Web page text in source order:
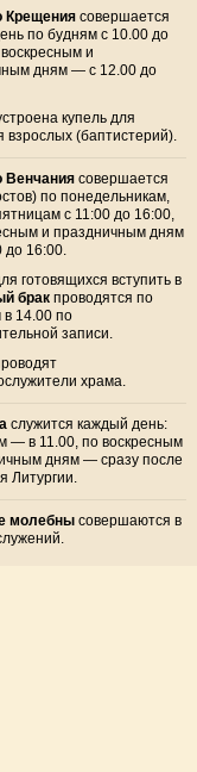
Крещения совершается
по будням с 10.00 до
и
дням — с 12.00 до
купель для
взрослых (баптистерий).
Венчания совершается
по понедельникам,
с 11:00 до 16:00,
и праздничным дням
до 16:00.
готовящихся вступить в
брак проводятся по
в 14.00 по
записи.
храма.
служится каждый день:
— в 11.00, по воскресным
дням — сразу после
Литургии.
молебны совершаются в